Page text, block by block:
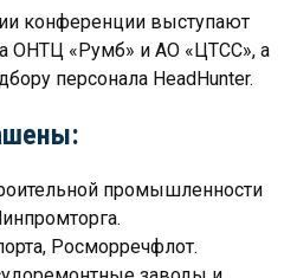
конференции выступают
ОНТЦ «Румб» и АО «ЦТСС», а
персонала HeadHunter.
промышленности
Росморречфлот.